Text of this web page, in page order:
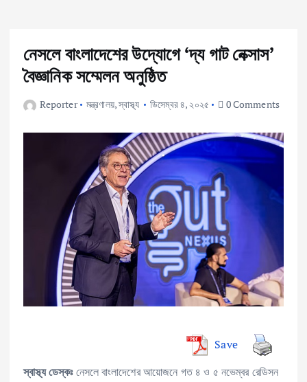
নেসলে বাংলাদেশের উদ্যোগে ‘দ্য গাট নেক্সাস’
বৈজ্ঞানিক সম্মেলন অনুষ্ঠিত
Reporter মন্ত্রণালয়,স্বাস্থ্য ডিসেম্বর ৪, ২০২৫ 0 Comments
Save
স্বাস্থ্য ডেস্কঃনেসলে বাংলাদেশের আয়োজনে গত ৪ ও ৫ নভেম্বর রেডিসন